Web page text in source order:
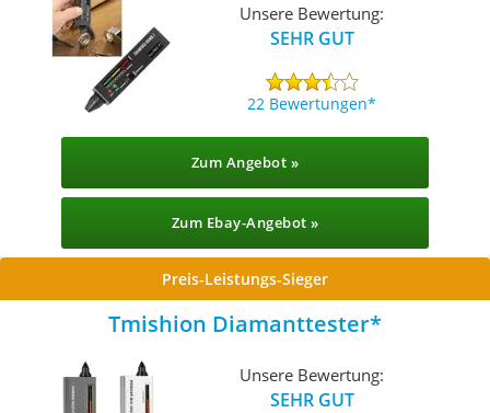
Unsere Bewertung:
SEHR GUT
22 Bewertungen
Zum Angebot »
Zum Ebay-Angebot »
Preis-Leistungs-Sieger
Tmishion Diamanttester
Unsere Bewertung:
SEHR GUT